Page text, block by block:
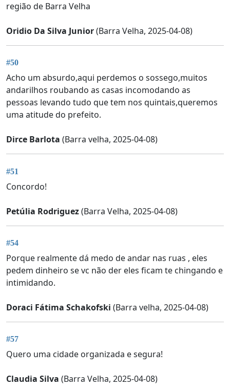
região de Barra Velha
Oridio Da Silva Junior(Barra Velha, 2025-04-08)
#50
Acho um absurdo,aqui perdemos o sossego,muitos
andarilhos roubando as casas incomodando as
pessoas levando tudo que tem nos quintais,queremos
uma atitude do prefeito.
Dirce Barlota (Barra velha, 2025-04-08)
#51
Concordo!
Petúlia Rodriguez(Barra Velha, 2025-04-08)
#54
Porque realmente dá medo de andar nas ruas , eles
pedem dinheiro se vc não der eles ficam te chingando e
intimidando.
Doraci Fátima Schakofski (Barra velha, 2025-04-08)
#57
Quero uma cidade organizada e segura!
Claudia Silva (Barra Velha, 2025-04-08)